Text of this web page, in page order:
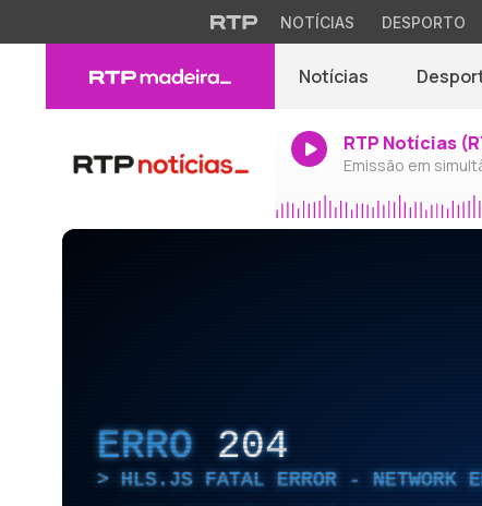
NOTÍCIAS DESPORTO
Notícias
RTP Notícias
Emissão em
ERRO 204
HLS.JS FATAL ERROR - NETWORK